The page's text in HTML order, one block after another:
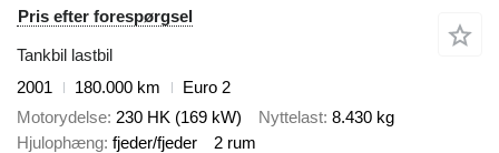
Pris efter forespørgsel
Tankbil lastbil
2001
180.000 km
Euro 2
Motorydelse 230 HK (169 kW) Nyttelast 8.430 kg
Hjulophæng fjeder/fjeder 2 rum